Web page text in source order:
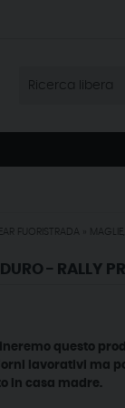
FUORISTRADA
- RALLY
questo
lavorativi ma
in casa madre.